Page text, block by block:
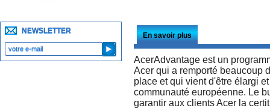
NEWSLETTER
En savoir plus
AcerAdvantage est un
Acer qui a remporté beaucoup
place et qui vient d'être élargi
communauté européenne. Le
garantir aux clients Acer la